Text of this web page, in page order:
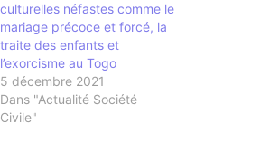
culturelles néfastes comme le
mariage précoce et forcé, la
traite des enfants et
l’exorcisme au Togo
5 décembre 2021
Dans "Actualité Société
Civile"